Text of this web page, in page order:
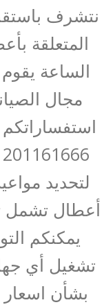
نتشرف
المتعلقة
الساعة
مجال
استفساراتكم
لتحديد
أعطال تشمل
يمكنكم
تشغيل أي
بشأن اسعار